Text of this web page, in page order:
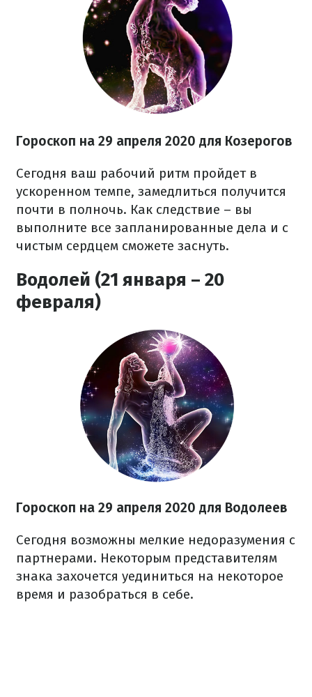
Гороскоп на 29 апреля 2020 для Козерогов
Сегодня ваш рабочий ритм пройдет в
ускоренном темпе, замедлиться получится
почти в полночь. Как следствие – вы
выполните все запланированные дела и с
чистым сердцем сможете заснуть.
Водолей (21 января – 20
февраля)
Гороскоп на 29 апреля 2020 для Водолеев
Сегодня возможны мелкие недоразумения с
партнерами. Некоторым представителям
знака захочется уединиться на некоторое
время и разобраться в себе.